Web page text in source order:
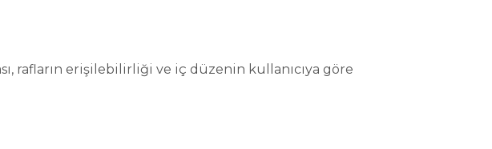
rafların erişilebilirliği ve iç düzenin kullanıcıya göre